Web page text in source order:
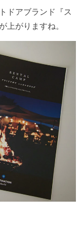
ドアブランド『ス
上がりますね。